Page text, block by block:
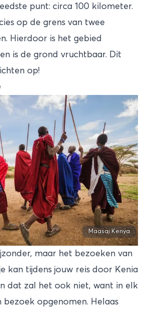
punt: circa 100 kilometer.
op de grens van twee
Hierdoor is het gebied
is de grond vruchtbaar. Dit
op!
Maasai Kenya
maar het bezoeken van
kan tijdens jouw reis door Kenia
dat zal het ook niet, want in elk
bezoek opgenomen. Helaas